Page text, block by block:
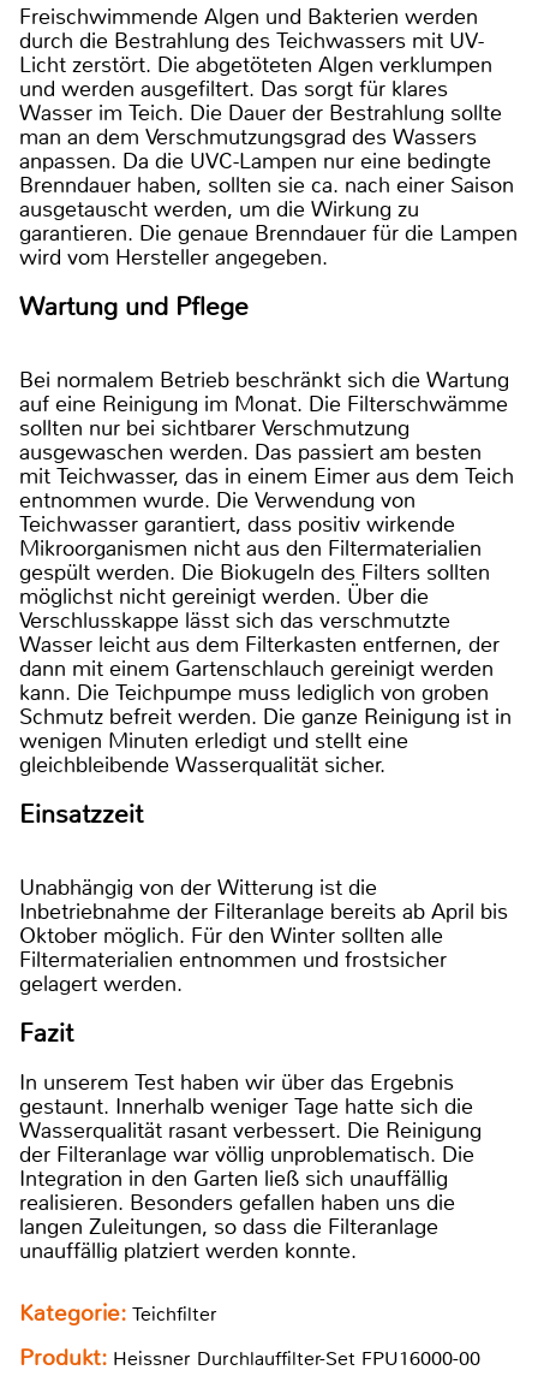
Freischwimmende Algen und Bakterien werden
durch die Bestrahlung des Teichwassers mit UV-
Licht zerstört. Die abgetöteten Algen verklumpen
und werden ausgefiltert. Das sorgt für klares
Wasser im Teich. Die Dauer der Bestrahlung sollte
man an dem Verschmutzungsgrad des Wassers
anpassen. Da die UVC-Lampen nur eine bedingte
Brenndauer haben, sollten sie ca. nach einer Saison
ausgetauscht werden, um die Wirkung zu
garantieren. Die genaue Brenndauer für die Lampen
wird vom Hersteller angegeben.
Wartung und Pflege
Bei normalem Betrieb beschränkt sich die Wartung
auf eine Reinigung im Monat. Die Filterschwämme
sollten nur bei sichtbarer Verschmutzung
ausgewaschen werden. Das passiert am besten
mit Teichwasser, das in einem Eimer aus dem Teich
entnommen wurde. Die Verwendung von
Teichwasser garantiert, dass positiv wirkende
Mikroorganismen nicht aus den Filtermaterialien
gespült werden. Die Biokugeln des Filters sollten
möglichst nicht gereinigt werden. Über die
Verschlusskappe lässt sich das verschmutzte
Wasser leicht aus dem Filterkasten entfernen, der
dann mit einem Gartenschlauch gereinigt werden
kann. Die Teichpumpe muss lediglich von groben
Schmutz befreit werden. Die ganze Reinigung ist in
wenigen Minuten erledigt und stellt eine
gleichbleibende Wasserqualität sicher.
Einsatzzeit
Unabhängig von der Witterung ist die
Inbetriebnahme der Filteranlage bereits ab April bis
Oktober möglich. Für den Winter sollten alle
Filtermaterialien entnommen und frostsicher
gelagert werden.
Fazit
In unserem Test haben wir über das Ergebnis
gestaunt. Innerhalb weniger Tage hatte sich die
Wasserqualität rasant verbessert. Die Reinigung
der Filteranlage war völlig unproblematisch. Die
Integration in den Garten ließ sich unauffällig
realisieren. Besonders gefallen haben uns die
langen Zuleitungen, so dass die Filteranlage
unauffällig platziert werden konnte.
Kategorie: Teichfilter
Produkt: Heissner Durchlauffilter-Set FPU16000-00